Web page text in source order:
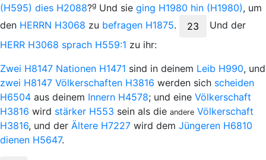
(H595) dies H2088?g Und sie ging H1980 hin (H1980), um
den HERRN H3068 zu befragen H1875. 23 Und der
HERR H3068 sprach H559:1 zu ihr:
Zwei H8147 Nationen H1471 sind in deinem Leib H990, und
zwei H8147 Völkerschaften H3816 werden sich scheiden
H6504 aus deinem Innern H4578; und eine Völkerschaft
H3816 wird stärker H553 sein als die andere Völkerschaft
H3816, und der Ältere H7227 wird dem Jüngeren H6810
dienen H5647.